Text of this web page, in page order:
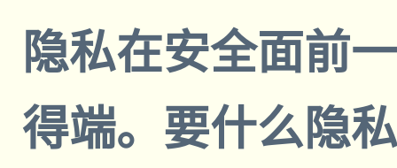
隐私在安全面前
得端。要什么隐